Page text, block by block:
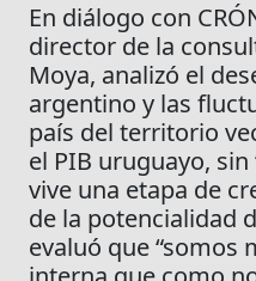
En diálogo con
director de la
Moya, analizó el
argentino y las
país del territorio
el PIB uruguayo,
vive una etapa de
de la potencialidad
evaluó que “somos